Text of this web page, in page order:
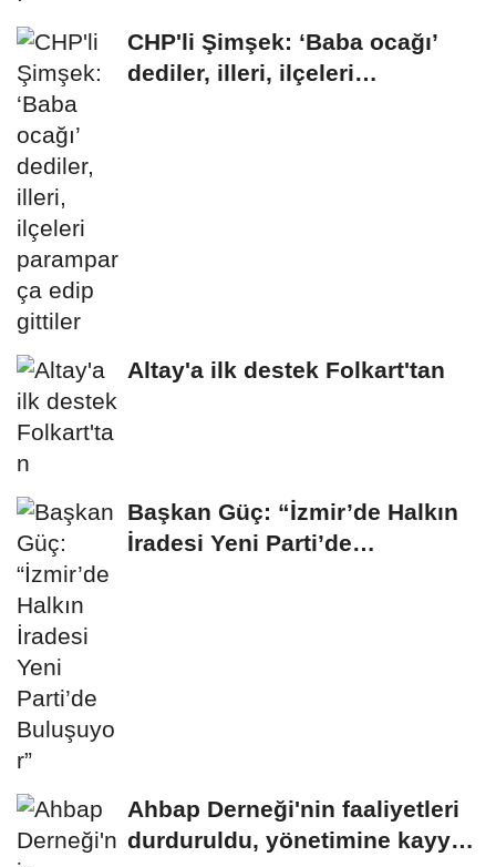
CHP'li Şimşek: ‘Baba ocağı’
dediler, illeri, ilçeleri
Altay'a ilk destek Folkart'tan
Başkan Güç: “İzmir’de Halkın
İradesi Yeni Parti’de
Ahbap Derneği'nin faaliyetleri
durduruldu, yönetimine kayyım